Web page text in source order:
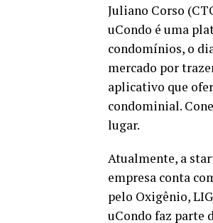
Juliano Corso
uCondo é uma
condomínios, o
mercado por
aplicativo que
condominial.
lugar.
Atualmente, a
empresa conta
pelo Oxigênio,
uCondo faz parte